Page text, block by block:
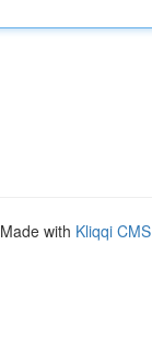
with Kliqqi CMS